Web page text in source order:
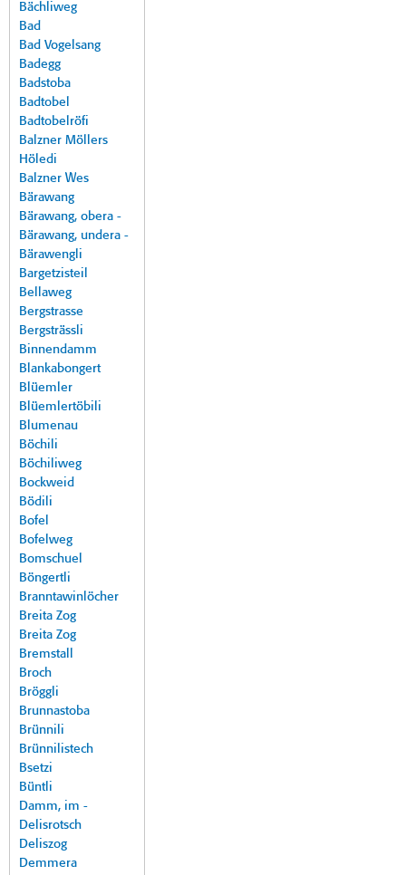
Bächliweg
Bad
Bad Vogelsang
Badegg
Badstoba
Badtobel
Badtobelröfi
Balzner Möllers
Höledi
Balzner Wes
Bärawang
Bärawang, obera -
Bärawang, undera -
Bärawengli
Bargetzisteil
Bellaweg
Bergstrasse
Bergsträssli
Binnendamm
Blankabongert
Blüemler
Blüemlertöbili
Blumenau
Böchili
Böchiliweg
Bockweid
Bödili
Bofel
Bofelweg
Bomschuel
Böngertli
Branntawinlöcher
Breita Zog
Breita Zog
Bremstall
Broch
Bröggli
Brunnastoba
Brünnili
Brünnilistech
Bsetzi
Büntli
Damm, im -
Delisrotsch
Deliszog
Demmera